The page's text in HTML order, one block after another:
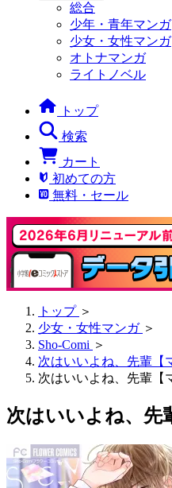
総合
少年・青年マンガ
少女・女性マンガ
オトナマンガ
ライトノベル
トップ
検索
カート
初めての方
無料・セール
トップ ＞
少女・女性マンガ ＞
Sho-Comi ＞
次はいいよね、先輩【
次はいいよね、先輩【
次はいいよね、先